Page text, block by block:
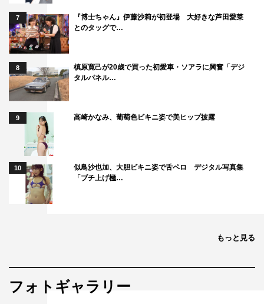
7
『博士ちゃん』伊藤沙莉が初登場 大好きな芦田愛菜
とのタッグで…
8
槙原寛己が20歳で買った初愛車・ソアラに興奮「デジ
タルパネル…
9 高崎かなみ、葡萄色ビキニ姿で美ヒップ披露
10
似鳥沙也加、大胆ビキニ姿で舌ペロ デジタル写真集
「ブチ上げ極…
もっと見る
フォトギャラリー